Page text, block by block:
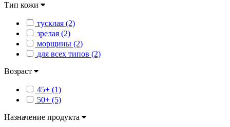
Тип кожи
тусклая (2)
зрелая (2)
морщины (2)
для всех типов (2)
Возраст
45+ (1)
50+ (5)
Назначение продукта